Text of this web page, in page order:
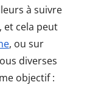
à suivre
cela peut
, ou sur
diverses
objectif :